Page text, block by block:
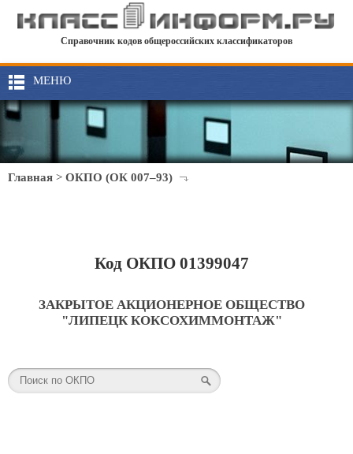
Справочник кодов общероссийских классификаторов
МЕНЮ
Главная > ОКПО (ОК 007–93)
Код ОКПО 01399047
ЗАКРЫТОЕ АКЦИОНЕРНОЕ ОБЩЕСТВО
"ЛИПЕЦК КОКСОХИММОНТАЖ"